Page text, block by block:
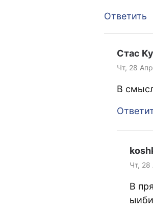
Ответить
Стас
Чт, 28
В
Чт, 28
В